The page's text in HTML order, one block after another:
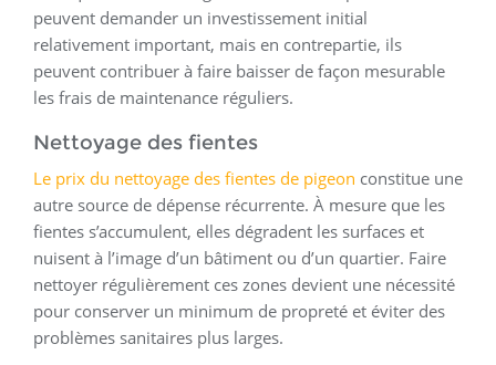
peuvent demander un investissement initial
relativement important, mais en contrepartie, ils
peuvent contribuer à faire baisser de façon mesurable
les frais de maintenance réguliers.
Nettoyage des fientes
Le prix du nettoyage des fientes de pigeon constitue une
autre source de dépense récurrente. À mesure que les
fientes s’accumulent, elles dégradent les surfaces et
nuisent à l’image d’un bâtiment ou d’un quartier. Faire
nettoyer régulièrement ces zones devient une nécessité
pour conserver un minimum de propreté et éviter des
problèmes sanitaires plus larges.